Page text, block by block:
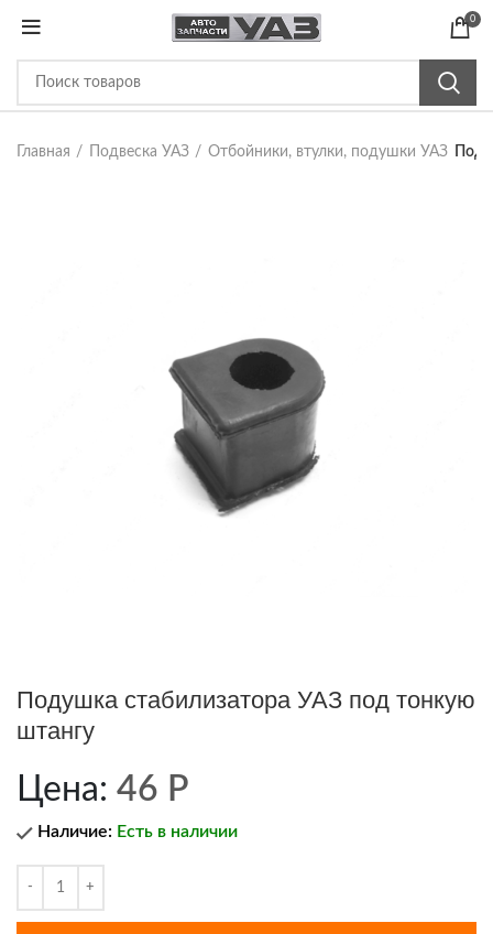
0
Главная Подвеска УАЗ Отбойники, втулки, подушки УАЗ
Подушка стабилизатора УАЗ под тонкую
штангу
Цена: 46 Р
Наличие: Есть в наличии